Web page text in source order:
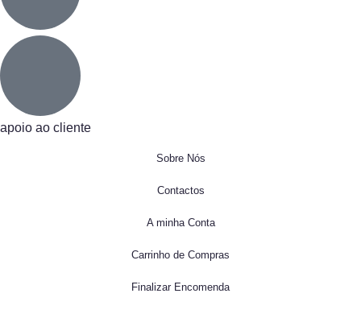
apoio ao cliente
Sobre Nós
Contactos
A minha Conta
Carrinho de Compras
Finalizar Encomenda